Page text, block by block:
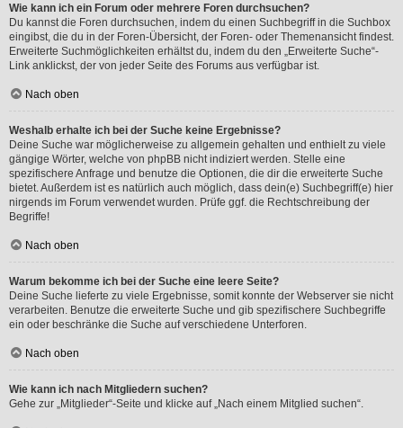
Wie kann ich ein Forum oder mehrere Foren durchsuchen?
Du kannst die Foren durchsuchen, indem du einen Suchbegriff in die Suchbox
eingibst, die du in der Foren-Übersicht, der Foren- oder Themenansicht findest.
Erweiterte Suchmöglichkeiten erhältst du, indem du den „Erweiterte Suche“-
Link anklickst, der von jeder Seite des Forums aus verfügbar ist.
Nach oben
Weshalb erhalte ich bei der Suche keine Ergebnisse?
Deine Suche war möglicherweise zu allgemein gehalten und enthielt zu viele
gängige Wörter, welche von phpBB nicht indiziert werden. Stelle eine
spezifischere Anfrage und benutze die Optionen, die dir die erweiterte Suche
bietet. Außerdem ist es natürlich auch möglich, dass dein(e) Suchbegriff(e) hier
nirgends im Forum verwendet wurden. Prüfe ggf. die Rechtschreibung der
Begriffe!
Nach oben
Warum bekomme ich bei der Suche eine leere Seite?
Deine Suche lieferte zu viele Ergebnisse, somit konnte der Webserver sie nicht
verarbeiten. Benutze die erweiterte Suche und gib spezifischere Suchbegriffe
ein oder beschränke die Suche auf verschiedene Unterforen.
Nach oben
Wie kann ich nach Mitgliedern suchen?
Gehe zur „Mitglieder“-Seite und klicke auf „Nach einem Mitglied suchen“.